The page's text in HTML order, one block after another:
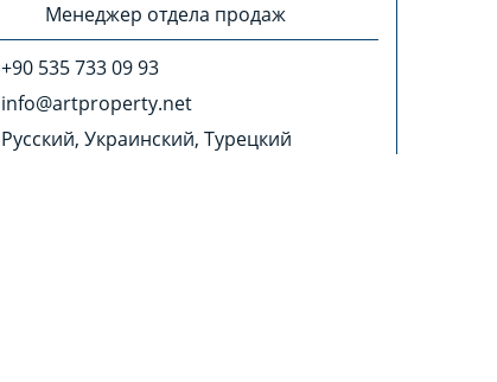
Менеджер отдела продаж
+90 535 733 09 93
info@artproperty.net
Русский, Украинский, Турецкий